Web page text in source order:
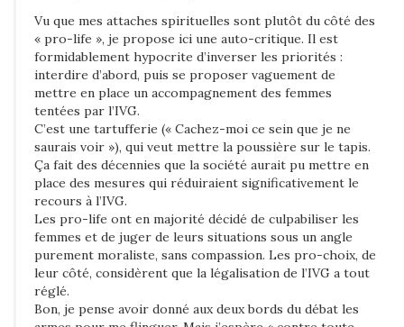
Vu que mes attaches spirituelles sont plutôt du côté des
« pro-life », je propose ici une auto-critique. Il est
formidablement hypocrite d’inverser les priorités :
interdire d’abord, puis se proposer vaguement de
mettre en place un accompagnement des femmes
tentées par l’IVG.
C’est une tartufferie (« Cachez-moi ce sein que je ne
saurais voir »), qui veut mettre la poussière sur le tapis.
Ça fait des décennies que la société aurait pu mettre en
place des mesures qui réduiraient significativement le
recours à l’IVG.
Les pro-life ont en majorité décidé de culpabiliser les
femmes et de juger de leurs situations sous un angle
purement moraliste, sans compassion. Les pro-choix, de
leur côté, considèrent que la légalisation de l’IVG a tout
réglé.
Bon, je pense avoir donné aux deux bords du débat les